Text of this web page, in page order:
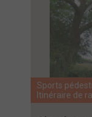
Sports
Itinéraire de